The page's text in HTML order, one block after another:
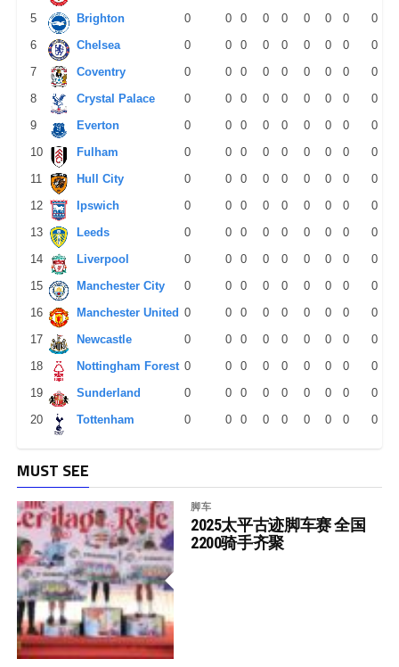
5 Brighton 0 0 0 0 0 0 0 0
0
6
Chelsea 0 0 0 0 0 0 0 0
0
7
Coventry 0 0 0 0 0 0 0 0
0
8
Crystal Palace 0 0 0 0 0 0 0 0
0
9
Everton 0 0 0 0 0 0 0 0
0
10
Fulham 0 0 0 0 0 0 0 0
0
11
Hull City 0 0 0 0 0 0 0 0
0
12
Ipswich 0 0 0 0 0 0 0 0
0
13
Leeds 0 0 0 0 0 0 0 0
0
14
Liverpool 0 0 0 0 0 0 0 0
0
15
Manchester City 0 0 0 0 0 0 0 0
0
16
Manchester United 0 0 0 0 0 0 0 0
0
17
Newcastle 0 0 0 0 0 0 0 0
0
18
Nottingham Forest 0 0 0 0 0 0 0 0
0
19
Sunderland 0 0 0 0 0 0 0 0
0
20
Tottenham 0 0 0 0 0 0 0 0 0
MUST SEE
脚车
2025太平古迹脚车赛 全国
2200骑手齐聚